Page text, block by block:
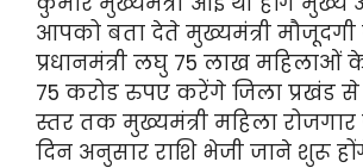
आपको बता देते मुख्यमंत्री
प्रधानमंत्री लघु 75 लाख
75 करोड रुपए करेंगे जिला
स्तर तक मुख्यमंत्री महिला
दिन अनुसार राशि भेजी जाने शुरू